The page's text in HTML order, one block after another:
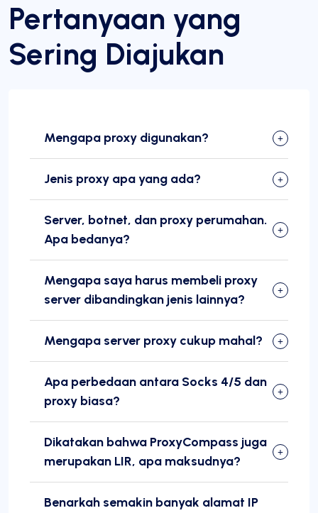
Pertanyaan yang
Sering Diajukan
Mengapa proxy digunakan?
Jenis proxy apa yang ada?
Server, botnet, dan proxy perumahan.
Apa bedanya?
Mengapa saya harus membeli proxy
server dibandingkan jenis lainnya?
Mengapa server proxy cukup mahal?
Apa perbedaan antara Socks 4/5 dan
proxy biasa?
Dikatakan bahwa ProxyCompass juga
merupakan LIR, apa maksudnya?
Benarkah semakin banyak alamat IP